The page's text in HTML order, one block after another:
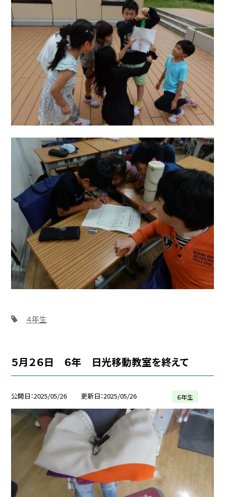
４年生
５月２６日 ６年 日光移動教室を終えて
公開日 2025/05/26 更新日 2025/05/26 ６年生